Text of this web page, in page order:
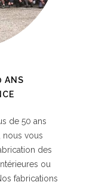
ANS
de 50 ans
nous vous
des
ou
fabrications